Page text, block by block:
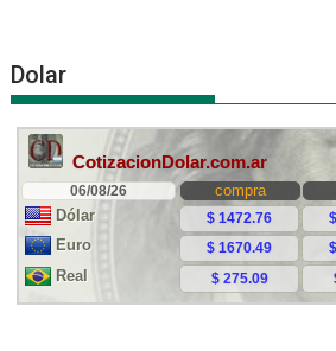
Dolar